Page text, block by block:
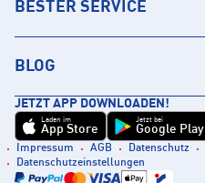
BESTER SERVICE
BLOG
JETZT APP DOWNLOADEN!
Laden im
App Store
Jetzt bei
Google Play
Impressum AGB Datenschutz
Datenschutzeinstellungen